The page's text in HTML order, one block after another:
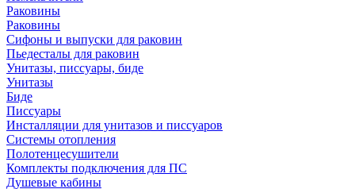
Раковины
Раковины
Сифоны и выпуски для раковин
Пьедесталы для раковин
Унитазы, писсуары, биде
Унитазы
Биде
Писсуары
Инсталляции для унитазов и писсуаров
Системы отопления
Полотенцесушители
Комплекты подключения для ПС
Душевые кабины